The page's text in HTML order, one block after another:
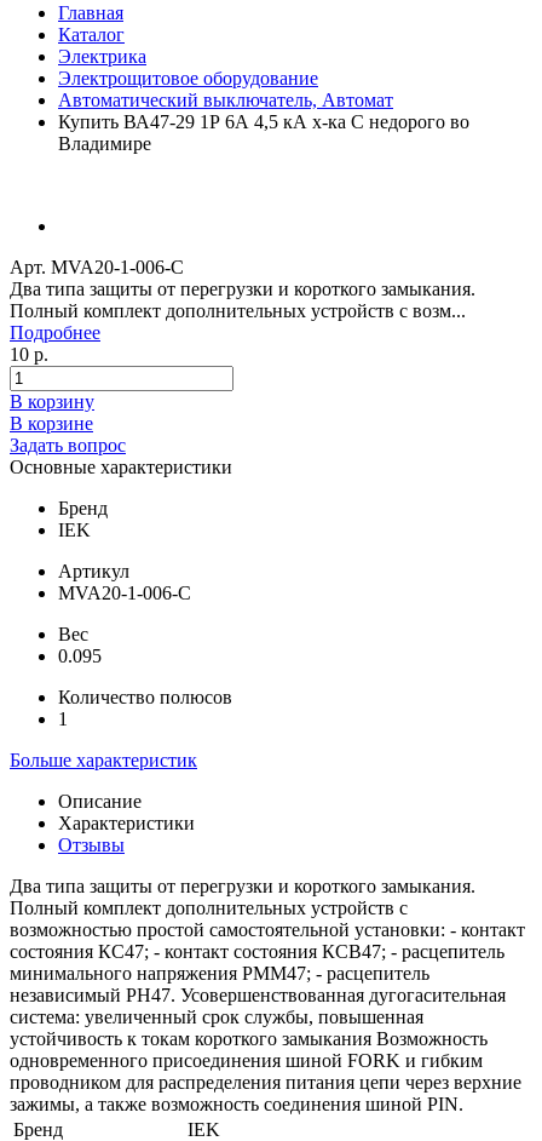
Главная
Каталог
Электрика
Электрощитовое оборудование
Автоматический выключатель, Автомат
Купить ВА47-29 1Р 6А 4,5 кА х-ка С недорого во
Владимире
Арт. MVA20-1-006-C
Два типа защиты от перегрузки и короткого замыкания.
Полный комплект дополнительных устройств с возм...
Подробнее
10 р.
В корзину
В корзине
Задать вопрос
Основные характеристики
Бренд
IEK
Артикул
MVA20-1-006-C
Вес
0.095
Количество полюсов
1
Больше характеристик
Описание
Характеристики
Отзывы
Два типа защиты от перегрузки и короткого замыкания.
Полный комплект дополнительных устройств с
возможностью простой самостоятельной установки: - контакт
состояния КС47; - контакт состояния КСВ47; - расцепитель
минимального напряжения РММ47; - расцепитель
независимый РН47. Усовершенствованная дугогасительная
система: увеличенный срок службы, повышенная
устойчивость к токам короткого замыкания Возможность
одновременного присоединения шиной FORK и гибким
проводником для распределения питания цепи через верхние
зажимы, а также возможность соединения шиной PIN.
Бренд
IEK